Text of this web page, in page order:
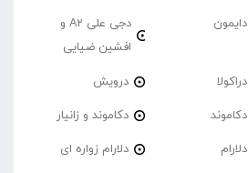
دایمون
دجی علی A2 و
افشین ضیایی
دراکولا درویش
دکاموند دکاموند و زانیار
دلارام دلارام زواره ای